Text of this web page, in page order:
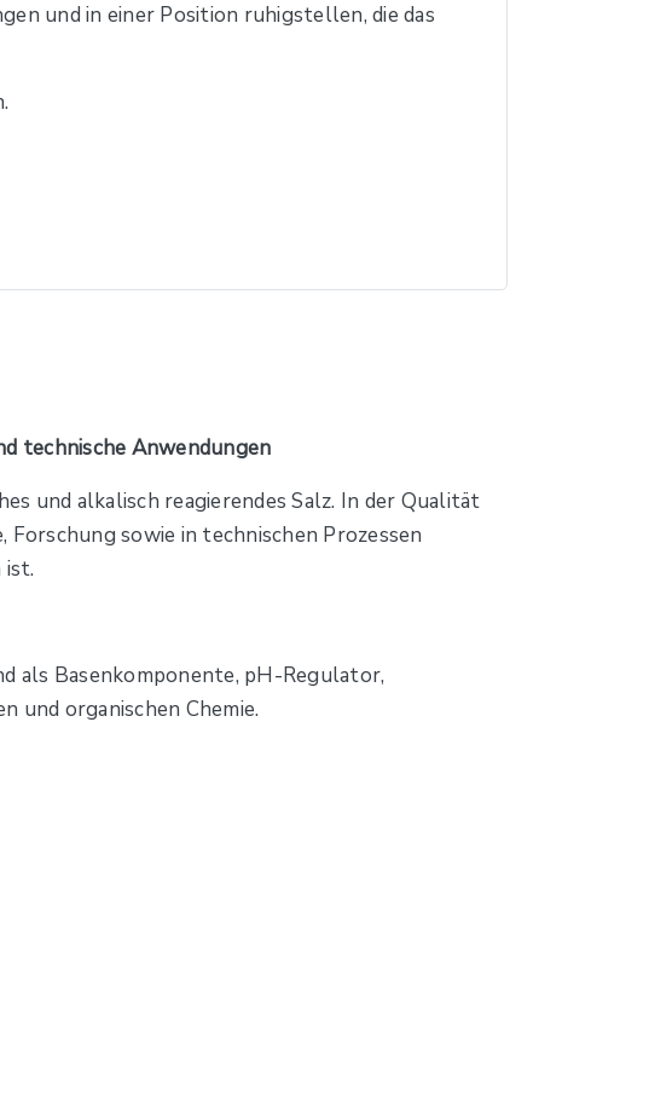
und in einer Position ruhigstellen, die das
technische Anwendungen
und alkalisch reagierendes Salz. In der Qualität
sowie in technischen Prozessen
ist.
als Basenkomponente, pH-Regulator,
und organischen Chemie.